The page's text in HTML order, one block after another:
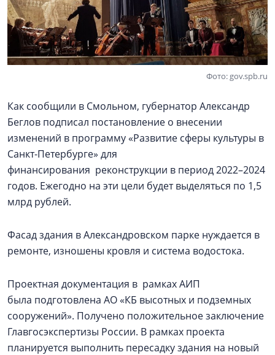
Фото: gov.spb.ru
Как сообщили в Смольном, губернатор Александр
Беглов подписал постановление о внесении
изменений в программу «Развитие сферы культуры в
Санкт-Петербурге» для
финансирования реконструкции в период 2022–2024
годов. Ежегодно на эти цели будет выделяться по 1,5
млрд рублей.
Фасад здания в Александровском парке нуждается в
ремонте, изношены кровля и система водостока.
Проектная документация в рамках АИП
была подготовлена АО «КБ высотных и подземных
сооружений». Получено положительное заключение
Главгосэкспертизы России. В рамках проекта
планируется выполнить пересадку здания на новый